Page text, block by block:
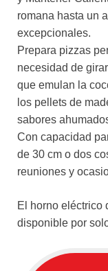
romana hasta un
excepcionales.
Prepara pizzas
necesidad de
que emulan la
los pellets de
sabores
Con capacidad
de 30 cm o dos
reuniones y
El horno eléctrico
disponible por